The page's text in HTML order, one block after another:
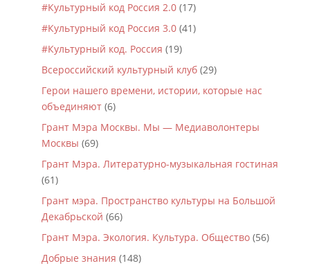
#Культурный код Россия 2.0(17)
#Культурный код Россия 3.0(41)
#Культурный код. Россия (19)
Всероссийский культурный клуб(29)
Герои нашего времени, истории, которые нас
объединяют(6)
Грант Мэра Москвы. Мы — Медиаволонтеры
Москвы (69)
Грант Мэра. Литературно-музыкальная гостиная
(61)
Грант мэра. Пространство культуры на Большой
Декабрьской (66)
Грант Мэра. Экология. Культура. Общество(56)
Добрые знания (148)